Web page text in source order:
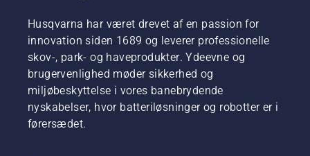
Husqvarna har været drevet af en passion for
innovation siden 1689 og leverer professionelle
skov-, park- og haveprodukter. Ydeevne og
brugervenlighed møder sikkerhed og
miljøbeskyttelse i vores banebrydende
nyskabelser, hvor batteriløsninger og robotter er i
førersædet.